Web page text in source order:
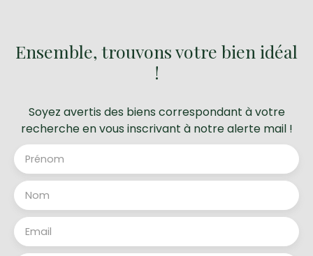
Ensemble, trouvons votre bien idéal
!
Soyez avertis des biens correspondant à votre
recherche en vous inscrivant à notre alerte mail !
Prénom
Nom
Email